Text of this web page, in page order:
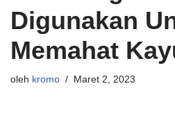
Digunakan
Memahat
oleh kromo Maret 2, 2023